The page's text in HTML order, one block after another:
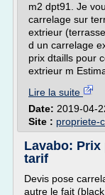
m2 dpt91. Je
carrelage sur
extrieur
d un carrelage
prix dtaills pour
extrieur m
Lire la suite
Date: 2019-04-
Site : propriete-
Lavabo: Prix
tarif
Devis pose
autre le fait